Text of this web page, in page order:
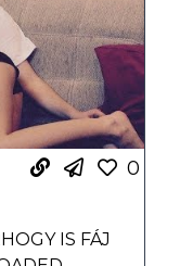
0
IS FÁJ